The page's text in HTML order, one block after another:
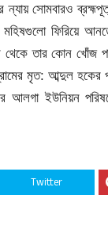
সোমবারও
মহিষগুলো ফিরিয়ে
তার কোন খোঁজ
মৃত: আব্দুল হকের
আলগা ইউনিয়ন
Twitter